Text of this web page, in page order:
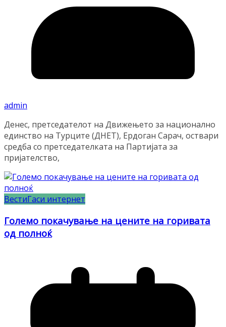
admin
Денес, претседателот на Движењето за национално
единство на Турците (ДНЕТ), Ердоган Сарач, оствари
средба со претседателката на Партијата за
пријателство,
ВестиГаси интернет
Големо покачување на цените на горивата
од полноќ